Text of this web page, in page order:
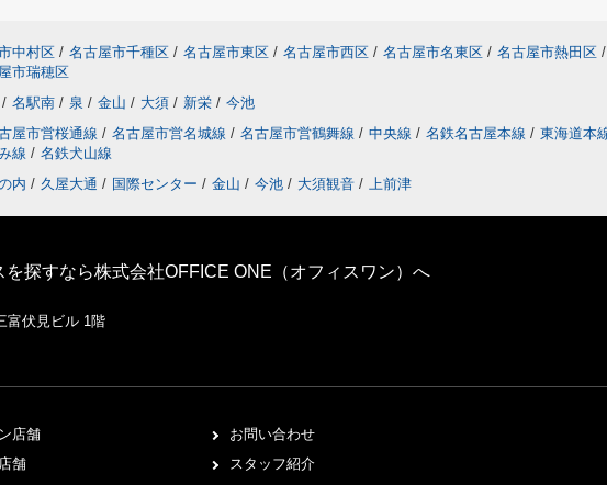
中村区 / 名古屋市千種区 / 名古屋市東区 / 名古屋市西区 / 名古屋市名東区 / 名古屋市熱田区 /
市瑞穂区
/ 名駅南 / 泉 / 金山 / 大須 / 新栄 / 今池
屋市営桜通線 / 名古屋市営名城線 / 名古屋市営鶴舞線 / 中央線 / 名鉄名古屋本線 / 東海道本
線 / 名鉄犬山線
内 / 久屋大通 / 国際センター / 金山 / 今池 / 大須観音 / 上前津
探すなら株式会社OFFICE ONE（オフィスワン）へ
富伏見ビル 1階
店舗
舗
お問い合わせ
スタッフ紹介